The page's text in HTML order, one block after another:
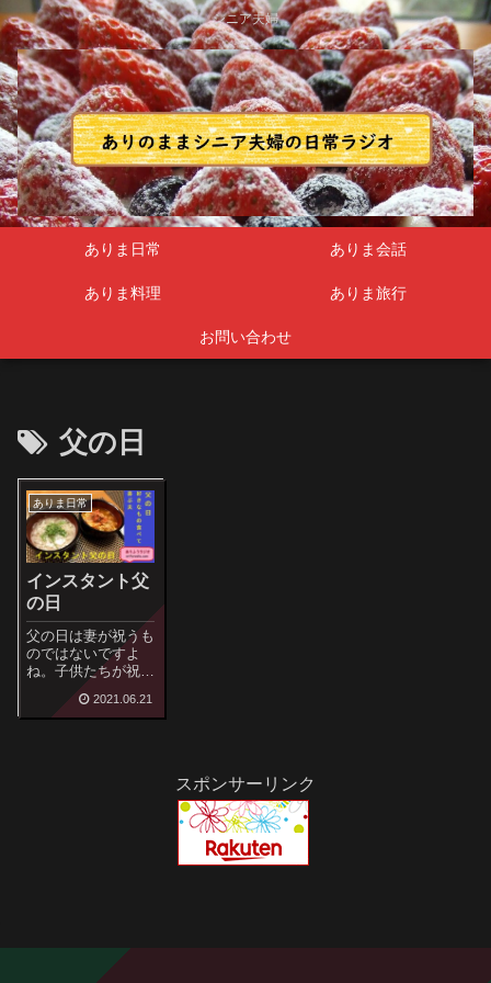
シニア夫婦
ありま日常 ありま会話
ありま料理 ありま旅行
お問い合わせ
父の日
ありま日常
インスタント父
の日
父の日は妻が祝うも
のではないですよ
ね。子供たちが祝っ
てあげるもの。で
も、毎年、祝っても
らったの見たためし
2021.06.21
スポンサーリンク